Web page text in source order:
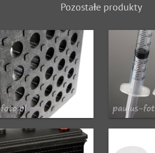
Pozostałe produkty